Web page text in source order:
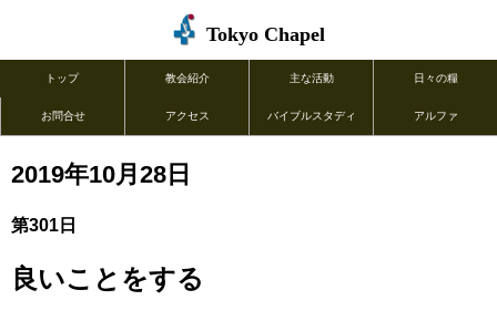
Tokyo Chapel
トップ 教会紹介 主な活動 日々の糧
お問合せ アクセス バイブルスタディ アルファ
2019年10月28日
第301日
良いことをする